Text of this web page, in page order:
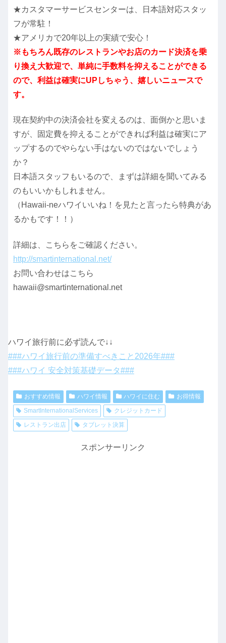
★カスタマーサービスセンターは、日本語対応スタッ
フが常駐！
★アメリカで20年以上の実績で安心！
※もちろん既存のレストランやお店のカード決済を乗
り換え大歓迎で、単純に手数料を抑えることができる
ので、利益は確実にUPしちゃう、嬉しいニュースで
す。
現在契約中の決済会社を変えるのは、面倒かと思いま
すが、固定費を抑えることができれば利益は確実にア
ップするのでやらない手はないのではないでしょう
か？
日本語スタッフもいるので、まずは詳細を聞いてみる
のもいいかもしれません。
（Hawaii-neハワイいいね！を見たと言ったら特典があ
るかもです！！）
詳細は、こちらをご確認ください。
http://smartinternational.net/
お問い合わせはこちら
hawaii@smartinternational.net
ハワイ旅行前に必ず読んで↓↓
###ハワイ旅行前の準備すべきこと2026年###
###ハワイ 安全対策基礎データ###
おすすめ情報 ハワイ情報 ハワイに住む
お得情報
SmartInternationalServices
クレジットカード
レストラン出店
タブレット決算
スポンサーリンク